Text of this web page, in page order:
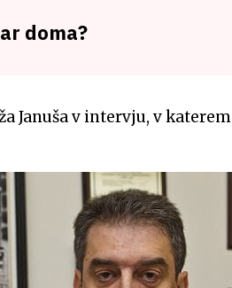
doma?
Januša v intervju, v